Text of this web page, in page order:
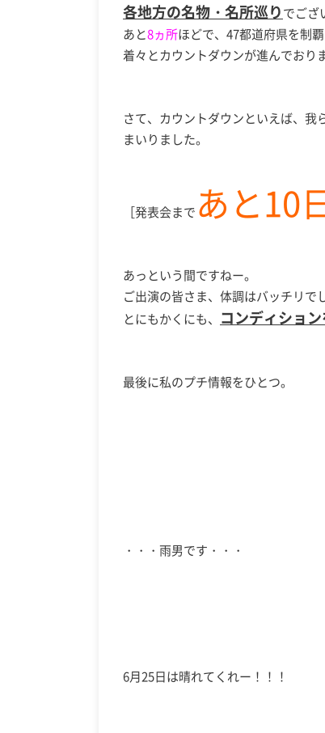
各地方の名物・名所巡りでござ
あと8ヵ所ほどで、47都道府県を制
着々とカウントダウンが進んでおりま
さて、カウントダウンといえば、我
まいりました。
［発表会まで あと10
あっという間ですねー。
ご出演の皆さま、体調はバッチリで
とにもかくにも、 コンディショ
最後に私のプチ情報をひとつ。
・・・雨男です・・・
6月25日は晴れてくれー！！！